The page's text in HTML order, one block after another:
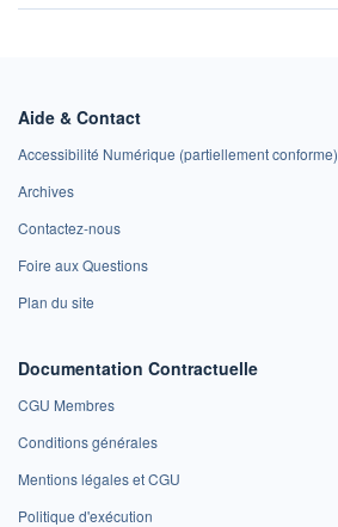
Aide & Contact
Accessibilité Numérique (partiellement conforme)
Archives
Contactez-nous
Foire aux Questions
Plan du site
Documentation Contractuelle
CGU Membres
Conditions générales
Mentions légales et CGU
Politique d'exécution